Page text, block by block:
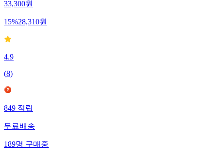
33,300원
15%28,310원
4.9
(8)
849적립
무료배송
189명구매중